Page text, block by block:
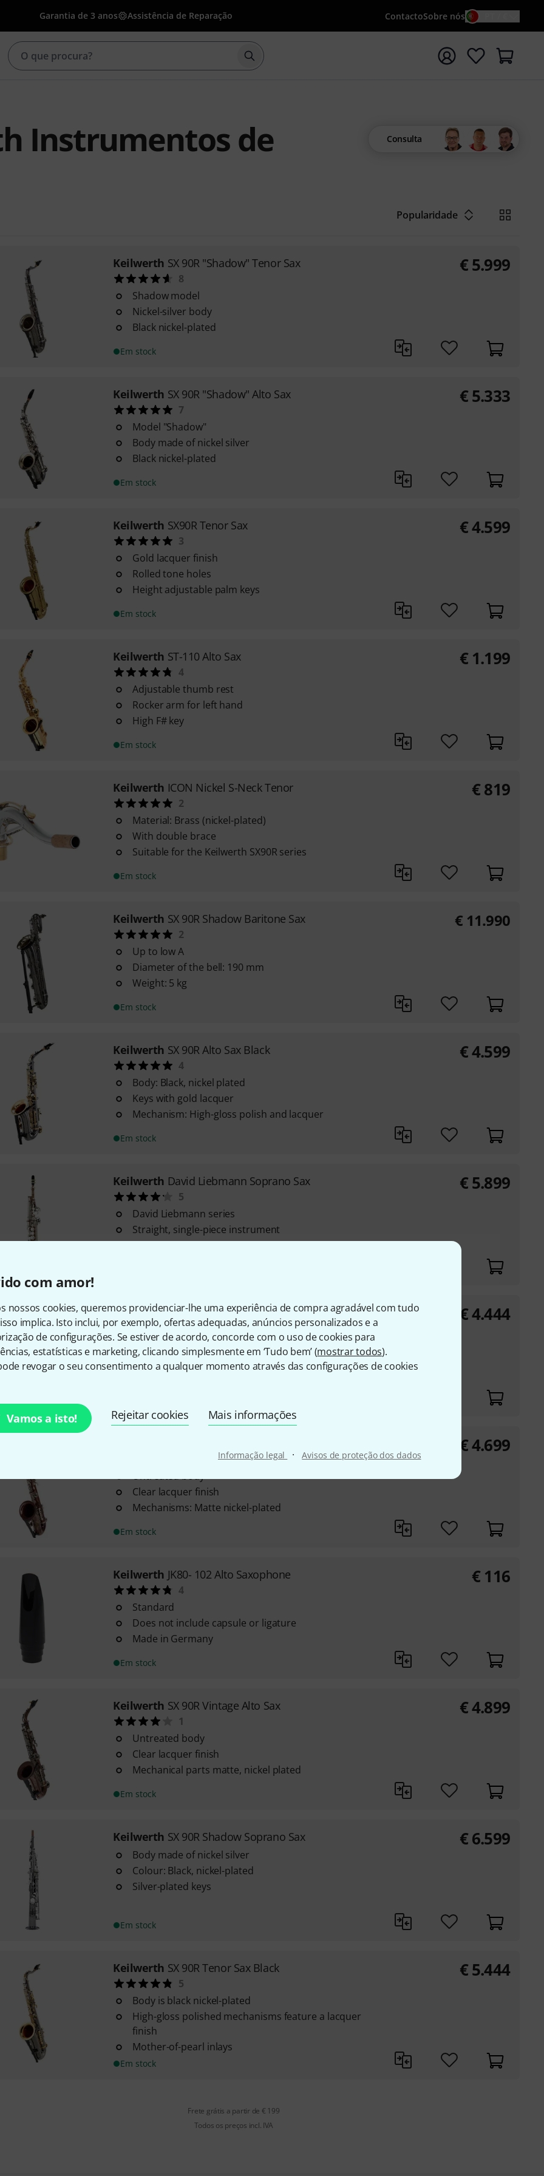
com amor!
nossos cookies, queremos providenciar-lhe uma experiência de compra agradável com tudo
implica. Isto inclui, por exemplo, ofertas adequadas, anúncios personalizados e a
de configurações. Se estiver de acordo, concorde com o uso de cookies para
estatísticas e marketing, clicando simplesmente em ‘Tudo bem’ (mostrar todos).
revogar o seu consentimento a qualquer momento através das configurações de cookies
Vamos a isto! Rejeitar cookies Mais informações
Informação legal · Avisos de proteção dos dados
Garantia de 3 anos Assistência de Reparação ContactoSobre nós
Iniciar pesquisa com o termo de pesquisa {searchTerm}
Instrumentos de
Consulta
Popularidade
Keilwerth SX 90R "Shadow" Tenor Sax
8
Shadow model
Nickel-silver body
Black nickel-plated
Em stock
€ 5.999
Keilwerth SX 90R "Shadow" Alto Sax
7
Model "Shadow"
Body made of nickel silver
Black nickel-plated
Em stock
€ 5.333
Keilwerth SX90R Tenor Sax
3
Gold lacquer finish
Rolled tone holes
Height adjustable palm keys
Em stock
€4.599
Keilwerth ST-110 Alto Sax
4
Adjustable thumb rest
Rocker arm for left hand
High F# key
Em stock
€ 1.199
Keilwerth ICON Nickel S-Neck Tenor
2
Material: Brass (nickel-plated)
With double brace
Suitable for the Keilwerth SX90R series
Em stock
€819
Keilwerth SX 90R Shadow Baritone Sax
2
Up to low A
Diameter of the bell: 190 mm
Weight: 5 kg
Em stock
€ 11.990
Keilwerth SX 90R Alto Sax Black
4
Body: Black, nickel plated
Keys with gold lacquer
Mechanism: High-gloss polish and lacquer
Em stock
€4.599
Keilwerth David Liebmann Soprano Sax
5
David Liebmann series
Straight, single-piece instrument
Ergonomically optimised key positions
€ 5.899
KeilwerthSX90R Alto Sax Gold Lacquer
2
Rolled tone holes
Body made from brass
Bell diameter: 133 mm
€4.444
Untreated body
Clear lacquer finish
Mechanisms: Matte nickel-plated
Em stock
€4.699
Keilwerth JK80- 102 Alto Saxophone
4
Standard
Does not include capsule or ligature
Made in Germany
Em stock
€ 116
Keilwerth SX 90R Vintage Alto Sax
1
Untreated body
Clear lacquer finish
Mechanical parts matte, nickel plated
Em stock
€4.899
Keilwerth SX 90R Shadow Soprano Sax
Body made of nickel silver
Colour: Black, nickel-plated
Silver-plated keys
Em stock
€ 6.599
Keilwerth SX 90R Tenor Sax Black
5
Body is black nickel-plated
High-gloss polished mechanisms feature a lacquer
finish
Mother-of-pearl inlays
Em stock
€ 5.444
Frete grátis a partir de € 199
Todos os preços incl. IVA